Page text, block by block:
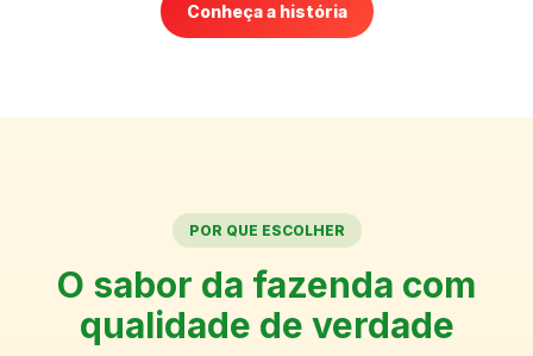
Conheça a história
POR QUE ESCOLHER
O sabor da fazenda com
qualidade de verdade